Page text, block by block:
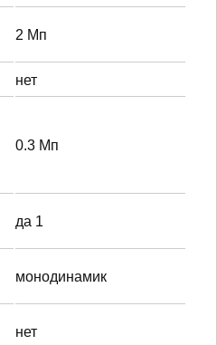
2 Мп
нет
0.3 Мп
да 1
монодинамик
нет